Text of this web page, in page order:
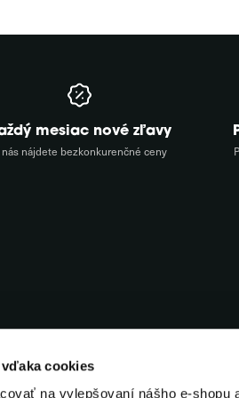
cookies
na vylepšovaní nášho e-shopu
mesiac nové zľavy
nás nájdete bezkonkurenčné ceny